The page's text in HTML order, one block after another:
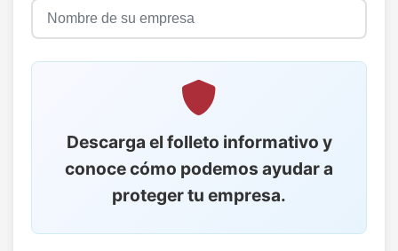
Descarga el folleto informativo y
conoce cómo podemos ayudar a
proteger tu empresa.